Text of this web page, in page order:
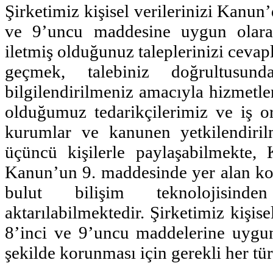
Şirketimiz kişisel verilerinizi
ve 9’uncu maddesine uygun
iletmiş olduğunuz taleplerinizi
geçmek, talebiniz
bilgilendirilmeniz amacıyla
olduğumuz tedarikçilerimiz ve iş
kurumlar ve kanunen
üçüncü kişilerle paylaşabilmekte,
Kanun’un 9. maddesinde yer alan
bulut bilişim teknolojisinden
aktarılabilmektedir. Şirketimiz
8’inci ve 9’uncu maddelerine
şekilde korunması için gerekli her